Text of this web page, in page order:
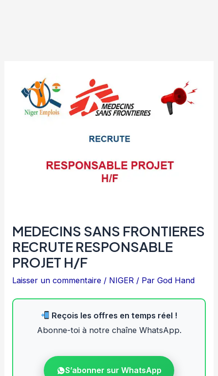
MEDECINS SANS FRONTIERES
RECRUTE RESPONSABLE
PROJET H/F
Laisser un commentaire / NIGER / ParGod Hand
Reçois les offres en temps réel !
Abonne-toi à notre chaîne WhatsApp.
S’abonner sur WhatsApp